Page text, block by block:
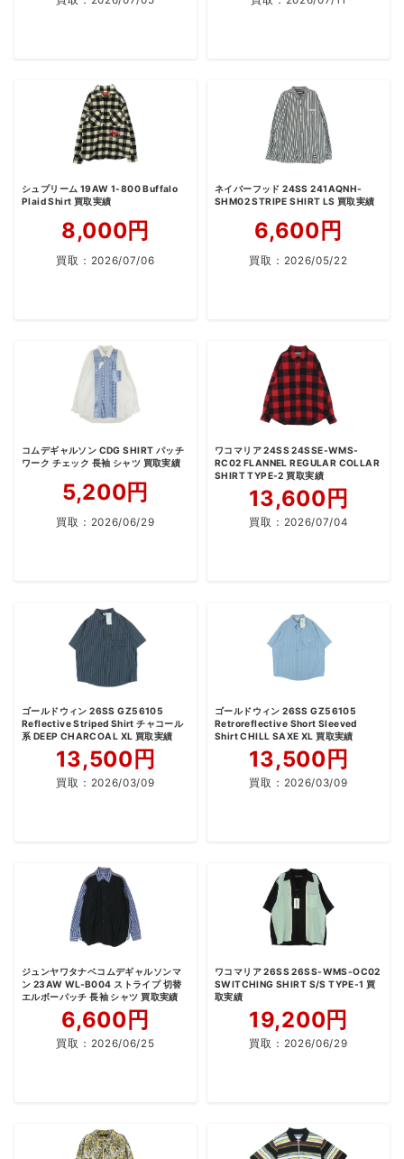
シュプリーム 19AW 1-800 Buffalo
Plaid Shirt 買取実績
8,000円
買取： 2026/07/06
ネイバーフッド 24SS 241AQNH-
SHM02 STRIPE SHIRT LS 買取実績
6,600円
買取： 2026/05/22
コムデギャルソン CDG SHIRT パッチ
ワーク チェック 長袖 シャツ 買取実績
5,200円
買取： 2026/06/29
ワコマリア 24SS 24SSE-WMS-
RC02 FLANNEL REGULAR COLLAR
SHIRT TYPE-2 買取実績
13,600円
買取： 2026/07/04
ゴールドウィン 26SS GZ56105
Reflective Striped Shirt チャコール
系 DEEP CHARCOAL XL 買取実績
13,500円
買取： 2026/03/09
ゴールドウィン 26SS GZ56105
Retroreflective Short Sleeved
Shirt CHILL SAXE XL 買取実績
13,500円
買取： 2026/03/09
ジュンヤワタナベコムデギャルソンマ
ン 23AW WL-B004 ストライプ 切替
エルボーパッチ 長袖 シャツ 買取実績
6,600円
買取： 2026/06/25
ワコマリア 26SS 26SS-WMS-OC02
SWITCHING SHIRT S/S TYPE-1 買
取実績
19,200円
買取： 2026/06/29